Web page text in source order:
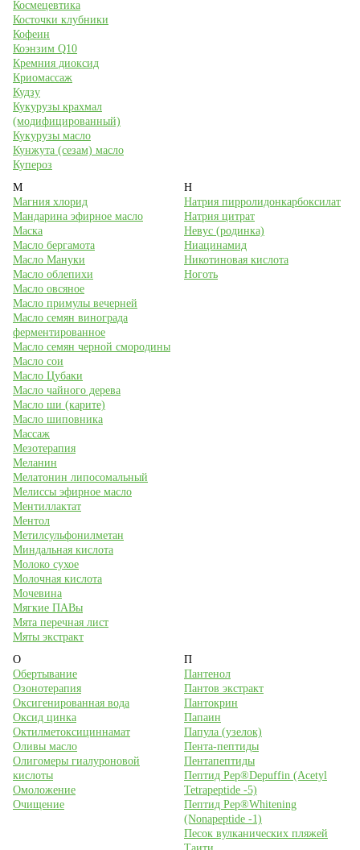
Космецевтика
Косточки клубники
Кофеин
Коэнзим Q10
Кремния диоксид
Криомассаж
Кудзу
Кукурузы крахмал
(модифицированный)
Кукурузы масло
Кунжута (сезам) масло
Купероз
М
Магния хлорид
Мандарина эфирное масло
Маска
Масло бергамота
Масло Мануки
Масло облепихи
Масло овсяное
Масло примулы вечерней
Масло семян винограда
ферментированное
Масло семян черной смородины
Масло сои
Масло Цубаки
Масло чайного дерева
Масло ши (карите)
Масло шиповника
Массаж
Мезотерапия
Меланин
Мелатонин липосомальный
Мелиссы эфирное масло
Ментиллактат
Ментол
Метилсульфонилметан
Миндальная кислота
Молоко сухое
Молочная кислота
Мочевина
Мягкие ПАВы
Мята перечная лист
Мяты экстракт
Н
Натрия пирролидонкарбоксилат
Натрия цитрат
Невус (родинка)
Ниацинамид
Никотиновая кислота
Ноготь
О
Обертывание
Озонотерапия
Оксигенированная вода
Оксид цинка
Октилметоксициннамат
Оливы масло
Олигомеры гиалуроновой
кислоты
Омоложение
Очищение
П
Пантенол
Пантов экстракт
Пантокрин
Папаин
Папула (узелок)
Пента-пептиды
Пентапептиды
Пептид Pep®Depuffin (Acetyl
Tetrapeptide -5)
Пептид Pep®Whitening
(Nonapeptide -1)
Песок вулканических пляжей